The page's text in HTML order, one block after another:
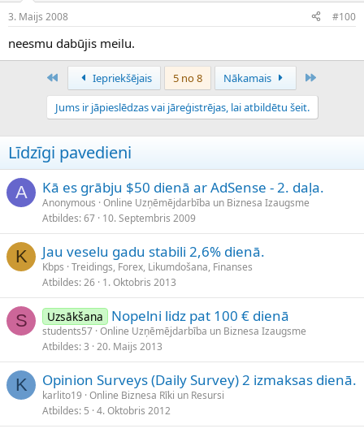
3. Maijs 2008 #100
neesmu dabūjis meilu.
PirmaisIepriekšējais 5 no 8 Nākamais
Jums ir jāpieslēdzas vai jāreģistrējas, lai atbildētu šeit.
Līdzīgi pavedieni
A Kā es grābju $50 dienā ar AdSense - 2. daļa.
Anonymous Online Uzņēmējdarbība un Biznesa Izaugsme
Atbildes 67 10. Septembris 2009
K Jau veselu gadu stabili 2,6% dienā.
Kbps Treidings, Forex, Likumdošana, Finanses
Atbildes 26 1. Oktobris 2013
S Uzsākšana Nopelni lidz pat 100 € dienā
students57 Online Uzņēmējdarbība un Biznesa Izaugsme
Atbildes 3 20. Maijs 2013
K Opinion Surveys (Daily Survey) 2 izmaksas dienā.
karlito19 Online Biznesa Rīki un Resursi
Atbildes 5 4. Oktobris 2012